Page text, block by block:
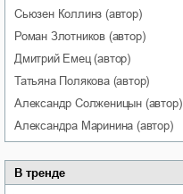
Сьюзен Коллинз (автор)
Роман Злотников (автор)
Дмитрий Емец(автор)
Татьяна Полякова(автор)
Александр Солженицын (автор)
Александра Маринина (автор)
В тренде